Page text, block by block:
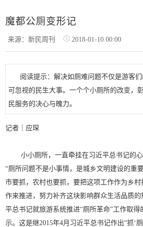
魔都公厕变形记
来源：新民周刊 2018-01-10 00:00
阅读提示：解决如厕难问题不仅是游客
可忽视的民生大事。一个个小厕所的改变，
民服务的决心与魄力。
记者｜应琛
小小厕所，一直牵挂在习近平总书记的心
“厕所问题不是小事情，是城乡文明建设的重
市要抓，农村也要抓，要把这项工作作为乡
作来推进，努力补齐这块影响群众生活品质
平总书记就旅游系统推进“厕所革命”工作取
示。这是继2015年4月习近平总书记作出“抓‘